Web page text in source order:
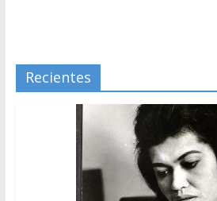
Recientes